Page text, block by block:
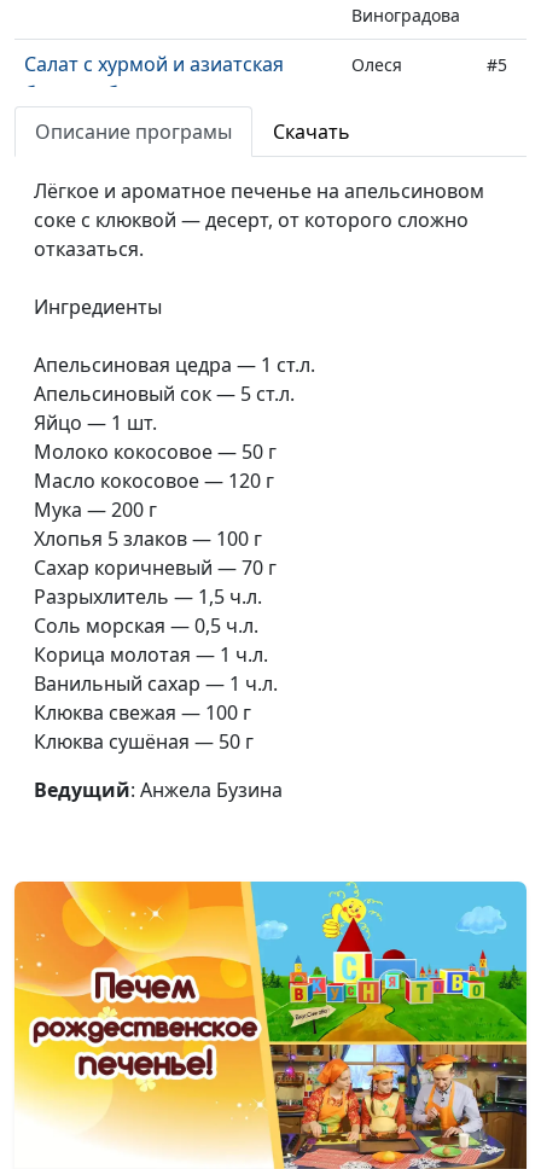
Виноградова
Салат с хурмой и азиатская
булочка бао
Олеся
#5
Поке-боул
Веганский чизкейк без выпечки
Олеся
Веганские каннеллони
Бургер с тофу и грибами
Описание програмы Скачать
Лёгкое и ароматное печенье на апельсиновом
соке с клюквой — десерт, от которого сложно
отказаться.
Ингредиенты
Апельсиновая цедра — 1 ст.л.
Апельсиновый сок — 5 ст.л.
Яйцо — 1 шт.
Молоко кокосовое — 50 г
Масло кокосовое — 120 г
Мука — 200 г
Хлопья 5 злаков — 100 г
Сахар коричневый — 70 г
Разрыхлитель — 1,5 ч.л.
Соль морская — 0,5 ч.л.
Корица молотая — 1 ч.л.
Ванильный сахар — 1 ч.л.
Клюква свежая — 100 г
Клюква сушёная — 50 г
Ведущий: Анжела Бузина